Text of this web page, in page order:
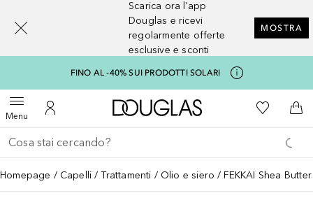
Scarica ora l'app
Douglas e ricevi
regolarmente offerte
esclusive e sconti
MOSTRA
FINO AL -40% SUI PRODOTTI SOLARI
MenuApri menuAl Mio Account
A Douglas HomeAlla Mia
Al
Torna indietro
Esegui ricerca
Homepage Capelli Trattamenti Olio e siero FEKKAI Shea
[navigation.slideout.screenreader]